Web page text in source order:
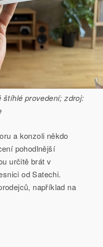
provedení; zdroj:
a konzoli někdo
pohodlnější
určitě brát v
od Satechi.
například na